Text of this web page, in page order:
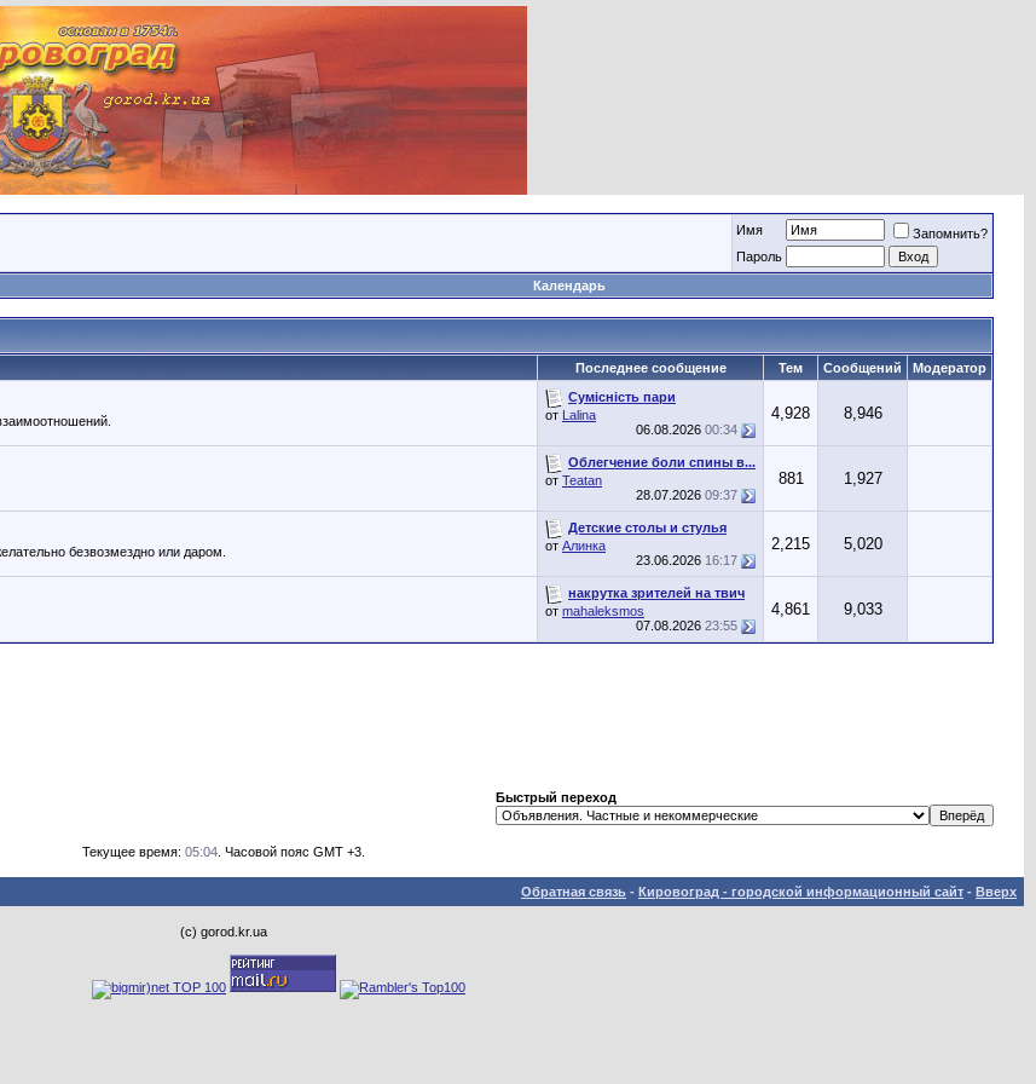
Имя
Запомнить?
Пароль
Календарь
Последнее сообщение Тем Сообщений Модератор
Сумісність пари
от Lalina
06.08.2026 00:34
4,928 8,946
Облегчение боли спины в...
от Teatan
28.07.2026 09:37
881 1,927
безвозмездно или даром.
Детские столы и стулья
от Алинка
23.06.2026 16:17
2,215 5,020
накрутка зрителей на твич
от mahaleksmos
07.08.2026 23:55
4,861 9,033
Быстрый переход
Текущее время: 05:04 . Часовой пояс GMT +3.
Обратная связь - Кировоград - городской информационный сайт - Вверх
(с) gorod.kr.ua